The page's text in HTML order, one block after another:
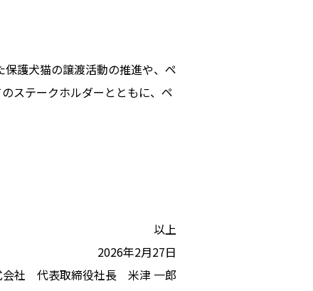
護犬猫の譲渡活動の推進や、ペ
ステークホルダーとともに、ペ
以上
2026年2月27日
会社 代表取締役社長 米津 一郎